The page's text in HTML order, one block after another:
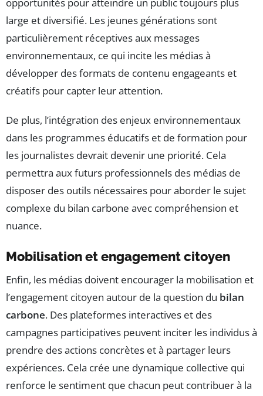
large et diversifié. Les jeunes générations sont
particulièrement réceptives aux messages
environnementaux, ce qui incite les médias à
développer des formats de contenu engageants et
créatifs pour capter leur attention.
De plus, l’intégration des enjeux environnementaux
dans les programmes éducatifs et de formation pour
les journalistes devrait devenir une priorité. Cela
permettra aux futurs professionnels des médias de
disposer des outils nécessaires pour aborder le sujet
complexe du bilan carbone avec compréhension et
nuance.
Mobilisation et engagement citoyen
Enfin, les médias doivent encourager la mobilisation et
l’engagement citoyen autour de la question du bilan
carbone. Des plateformes interactives et des
campagnes participatives peuvent inciter les individus à
prendre des actions concrètes et à partager leurs
expériences. Cela crée une dynamique collective qui
renforce le sentiment que chacun peut contribuer à la